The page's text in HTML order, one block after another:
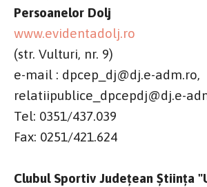
Persoanelor Dolj
www.evidentadolj.ro
(str. Vulturi, nr. 9)
e-mail : dpcep_dj@dj.e-adm.ro,
relatiipublice_dpcepdj@dj.e-
Tel: 0351/437.039
Fax: 0251/421.624
Clubul Sportiv Județean Știința